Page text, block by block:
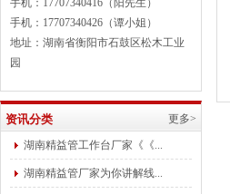
手机：17707340416（阳先生）
手机：17707340426（谭小姐）
地址：湖南省衡阳市石鼓区松木工业
园
资讯分类 更多>
湖南精益管工作台厂家《《...
湖南精益管厂家为你讲解线...